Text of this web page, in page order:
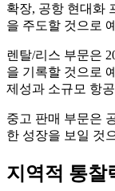
확장, 공항 현대화
을 주도할 것으로
렌탈/리스 부문은
을 기록할 것으로
제성과 소규모 항
중고 판매 부문은
한 성장을 보일 것
지역적 통찰